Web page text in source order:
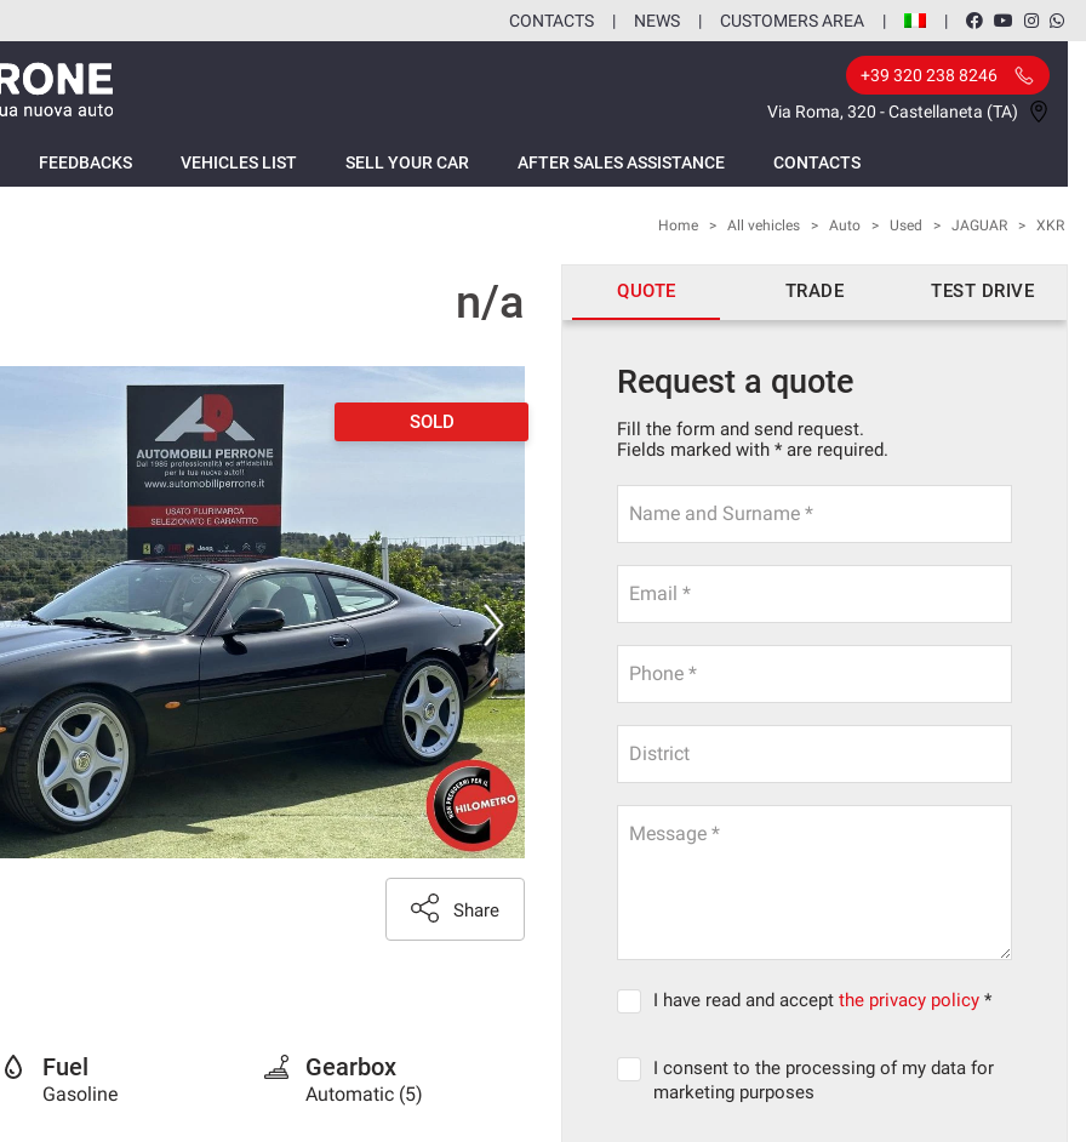
CONTACTS NEWS CUSTOMERS AREA
+39 320 238 8246
Via Roma, 320 - Castellaneta (TA)
FEEDBACKS VEHICLES LIST SELL YOUR CAR AFTER SALES ASSISTANCE CONTACTS
Home > All vehicles > Auto > Used > JAGUAR > XKR
n/a
SOLD
Share
Fuel
Gasoline
Gearbox
Automatic (5)
QUOTE TRADE TEST DRIVE
Request a quote
Fill the form and send request.
Fields marked with * are required.
Name and Surname *
Email *
Phone *
District
Message *
I have read and acceptthe privacy policy *
I consent to the processing of my data for
marketing purposes